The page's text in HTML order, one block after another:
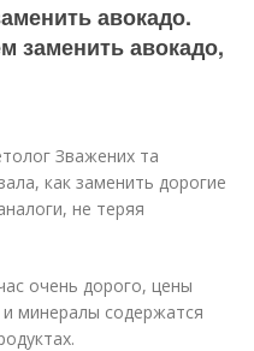
авокадо.
заменить авокадо,
Зважених та
как заменить дорогие
не теряя
очень дорого, цены
минералы содержатся